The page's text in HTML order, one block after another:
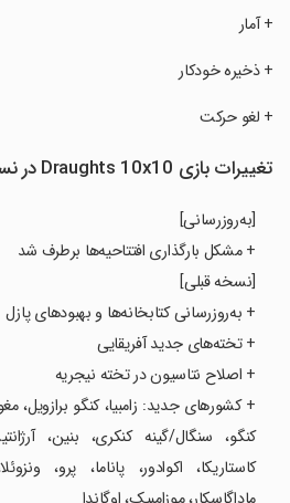
‏+ آمار
‏+ ذخیره خودکار
‏+ لغو حرکت
تغییرات بازی Draughts 10x10 در نسخه جدید
[به‌روزرسانی]
+ مشکل بارگذاری افتتاحیه‌ها برطرف شد
[نسخه قبلی]
+ به‌روزرسانی کتابخانه‌ها و بهبودهای پازل
+ تخته‌های جدید آفریقایی
+ اصلاح نتاسیون در تخته نیجریه
+ کشورهای جدید: زامبیا، کنگو برازویل،
کنگو، سنگال/گینه کنکری، بنین،
کاستاریکا، اکوادور، پاناما، پرو،